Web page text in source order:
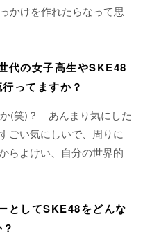
かけを作れたらなって思
代の女子高生やSKE48
ってますか？
(笑)？ あんまり気にした
ごい気にしいで、周りに
らよけい、自分の世界的
としてSKE48をどんな